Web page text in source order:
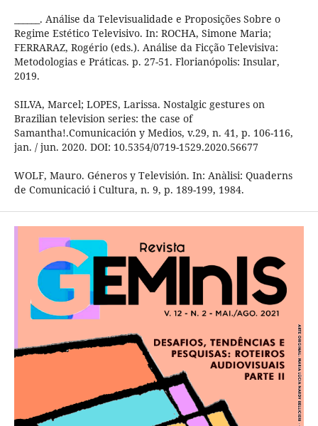
______. Análise da Televisualidade e Proposições Sobre o
Regime Estético Televisivo. In: ROCHA, Simone Maria;
FERRARAZ, Rogério (eds.). Análise da Ficção Televisiva:
Metodologias e Práticas. p. 27-51. Florianópolis: Insular,
2019.
SILVA, Marcel; LOPES, Larissa. Nostalgic gestures on
Brazilian television series: the case of
Samantha!.Comunicación y Medios, v.29, n. 41, p. 106-116,
jan. / jun. 2020. DOI: 10.5354/0719-1529.2020.56677
WOLF, Mauro. Géneros y Televisión. In: Anàlisi: Quaderns
de Comunicació i Cultura, n. 9, p. 189-199, 1984.